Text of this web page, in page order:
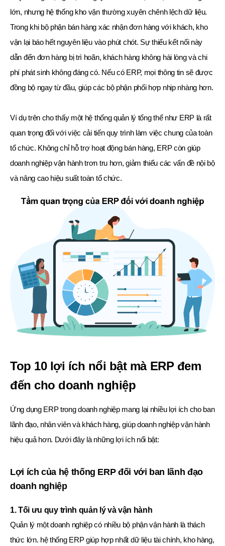
lớn, nhưng hệ thống kho vận thường xuyên chênh lệch dữ liệu.
Trong khi bộ phận bán hàng xác nhận đơn hàng với khách, kho
vận lại báo hết nguyên liệu vào phút chót. Sự thiếu kết nối này
dẫn đến đơn hàng bị trì hoãn, khách hàng không hài lòng và chi
phí phát sinh không đáng có. Nếu có ERP, mọi thông tin sẽ được
đồng bộ ngay từ đầu, giúp các bộ phận phối hợp nhịp nhàng hơn.
Ví dụ trên cho thấy một hệ thống quản lý tổng thể như ERP là rất
quan trọng đối với việc cải tiến quy trình làm việc chung của toàn
tổ chức. Không chỉ hỗ trợ hoạt động bán hàng, ERP còn giúp
doanh nghiệp vận hành trơn tru hơn, giảm thiểu các vấn đề nội bộ
và nâng cao hiệu suất toàn tổ chức.
Top 10 lợi ích nổi bật mà ERP đem
đến cho doanh nghiệp
Ứng dụng ERP trong doanh nghiệp mang lại nhiều lợi ích cho ban
lãnh đạo, nhân viên và khách hàng, giúp doanh nghiệp vận hành
hiệu quả hơn. Dưới đây là những lợi ích nổi bật:
Lợi ích của hệ thống ERP đối với ban lãnh đạo
doanh nghiệp
1. Tối ưu quy trình quản lý và vận hành
Quản lý một doanh nghiệp có nhiều bộ phận vận hành là thách
thức lớn. hệ thống ERP giúp hợp nhất dữ liệu tài chính, kho hàng,